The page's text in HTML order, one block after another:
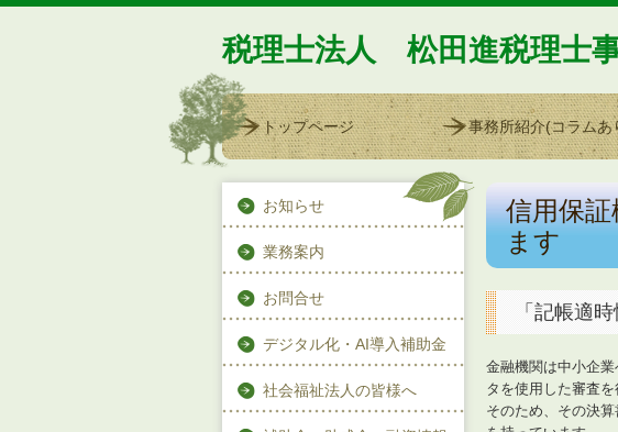
税理士法人 松田進税理士
トップページ 事務所紹介(コラムあ
お知らせ
業務案内
お問合せ
デジタル化・AI導入補助金
社会福祉法人の皆様へ
信用保
ます
「記帳適
金融機関は中小企
タを使用した審査を
そのため、その決